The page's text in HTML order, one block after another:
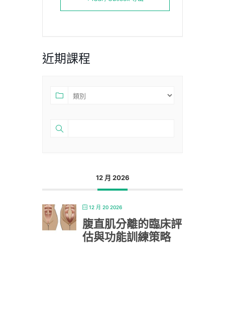
近期課程
12 月 2026
12 月 20 2026
腹直肌分離的臨床評
估與功能訓練策略